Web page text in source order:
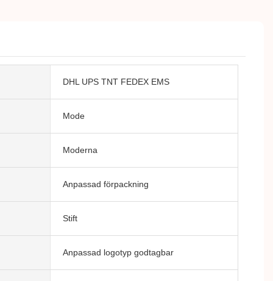
DHL UPS TNT FEDEX EMS
Mode
Moderna
Anpassad förpackning
Stift
Anpassad logotyp godtagbar